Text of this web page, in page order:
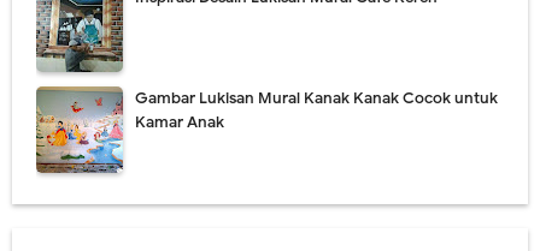
Contoh Lukisan Mural Tema Taman Terbaik
Jasa Lukis Mural Simple & Modern Untuk Ruangan
Gambar Lukisan Mural Kanak Kanak Cocok untuk
Kamar Anak